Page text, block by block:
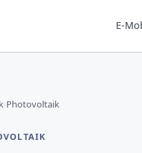
E-
›Photovoltaik